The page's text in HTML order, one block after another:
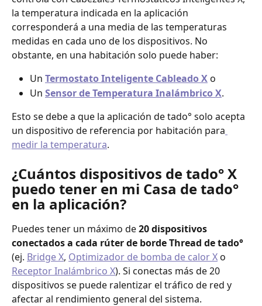
la temperatura indicada en la aplicación
corresponderá a una media de las temperaturas
medidas en cada uno de los dispositivos. No
obstante, en una habitación solo puede haber:
Un Termostato Inteligente Cableado X o
Un Sensor de Temperatura Inalámbrico X.
Esto se debe a que la aplicación de tado° solo acepta
un dispositivo de referencia por habitación para
medir la temperatura.
¿Cuántos dispositivos de tado° X
puedo tener en mi Casa de tado°
en la aplicación?
Puedes tener un máximo de 20 dispositivos
conectados a cada rúter de borde Thread de tado°
(ej. Bridge X, Optimizador de bomba de calor X o
Receptor Inalámbrico X). Si conectas más de 20
dispositivos se puede ralentizar el tráfico de red y
afectar al rendimiento general del sistema.